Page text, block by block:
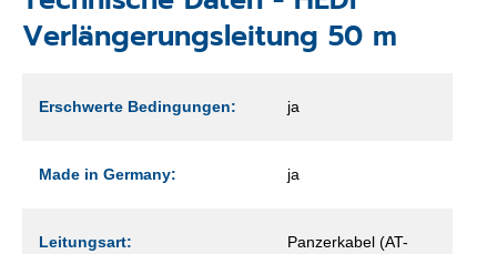
Verlängerungsleitung 50 m
Erschwerte Bedingungen: ja
Made in Germany: ja
Leitungsart:
Panzerkabel (AT-